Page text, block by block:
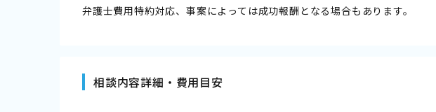
弁護士費用特約対応、事案によっては成功報酬となる場合もあります。
相談内容詳細・費用目安